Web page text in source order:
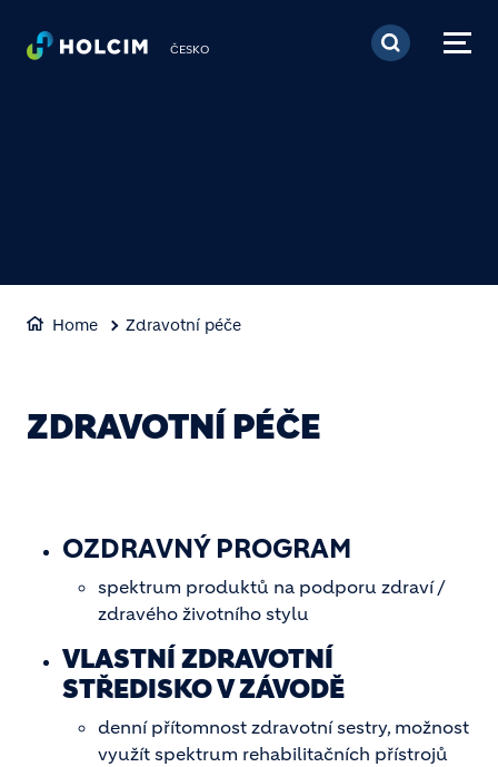
Přejít k hlavnímu
ČESKO
Home Zdravotní péče
ZDRAVOTNÍ PÉČE
OZDRAVNÝ PROGRAM
spektrum produktů na podporu zdraví /
zdravého životního stylu
VLASTNÍ ZDRAVOTNÍ
STŘEDISKO V ZÁVODĚ
denní přítomnost zdravotní sestry, možnost
využít spektrum rehabilitačních přístrojů